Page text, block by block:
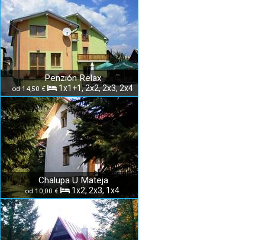
Penzión Relax
od 14,50 € 1x1+1, 2x2, 2x3, 2x4
Chalupa U Mateja
od 10,00 € 1x2, 2x3, 1x4